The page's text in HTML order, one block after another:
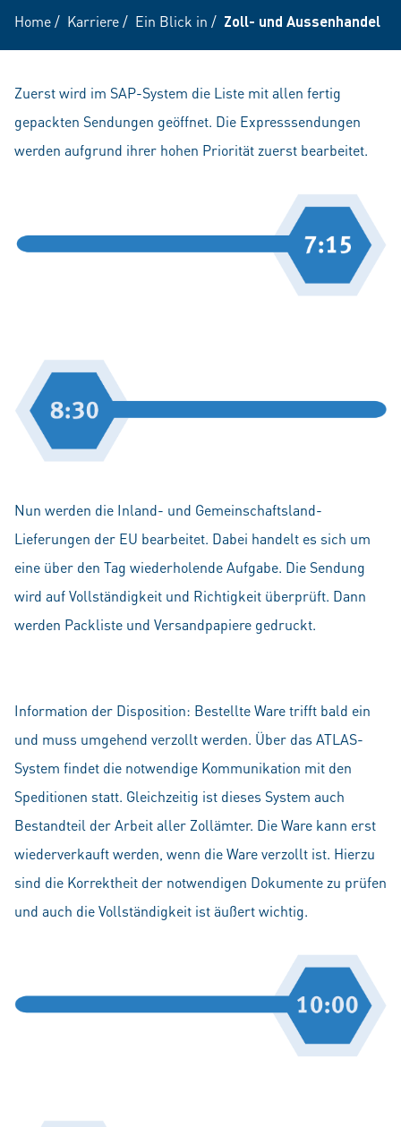
Home/ Karriere/ Ein Blick in / Zoll- und Aussenhandel
Zuerst wird im SAP-System die Liste mit allen fertig
gepackten Sendungen geöffnet. Die Expresssendungen
werden aufgrund ihrer hohen Priorität zuerst bearbeitet.
Nun werden die Inland- und Gemeinschaftsland-
Lieferungen der EU bearbeitet. Dabei handelt es sich um
eine über den Tag wiederholende Aufgabe. Die Sendung
wird auf Vollständigkeit und Richtigkeit überprüft. Dann
werden Packliste und Versandpapiere gedruckt.
Information der Disposition: Bestellte Ware trifft bald ein
und muss umgehend verzollt werden. Über das ATLAS-
System findet die notwendige Kommunikation mit den
Speditionen statt. Gleichzeitig ist dieses System auch
Bestandteil der Arbeit aller Zollämter. Die Ware kann erst
wiederverkauft werden, wenn die Ware verzollt ist. Hierzu
sind die Korrektheit der notwendigen Dokumente zu prüfen
und auch die Vollständigkeit ist äußert wichtig.